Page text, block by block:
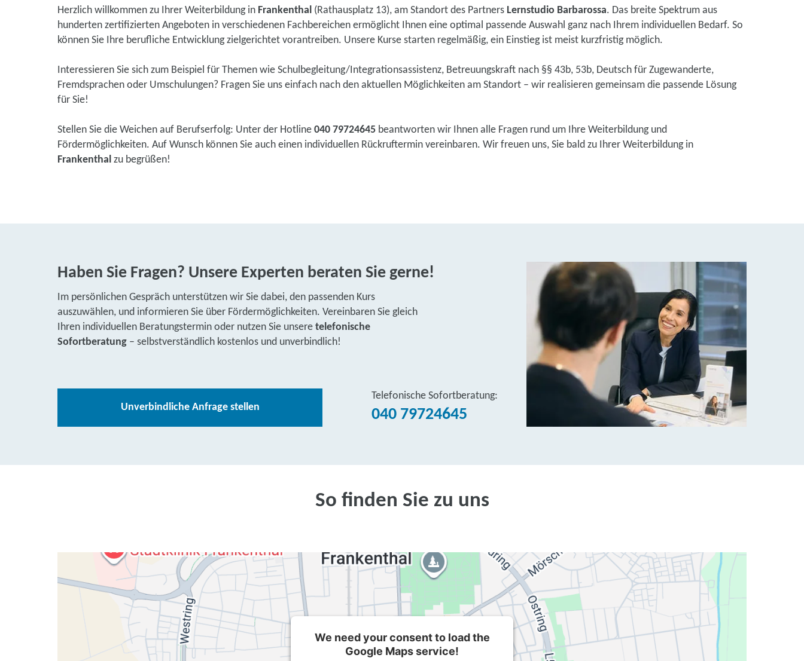
Herzlich willkommen zu Ihrer Weiterbildung in Frankenthal (Rathausplatz 13), am Standort des Partners Lernstudio Barbarossa. Das breite Spektrum aus
hunderten zertifizierten Angeboten in verschiedenen Fachbereichen ermöglicht Ihnen eine optimal passende Auswahl ganz nach Ihrem individuellen Bedarf. So
können Sie Ihre berufliche Entwicklung zielgerichtet vorantreiben. Unsere Kurse starten regelmäßig, ein Einstieg ist meist kurzfristig möglich.
Interessieren Sie sich zum Beispiel für Themen wie Schulbegleitung/Integrationsassistenz, Betreuungskraft nach §§ 43b, 53b, Deutsch für Zugewanderte,
Fremdsprachen oder Umschulungen? Fragen Sie uns einfach nach den aktuellen Möglichkeiten am Standort – wir realisieren gemeinsam die passende Lösung
für Sie!
Stellen Sie die Weichen auf Berufserfolg: Unter der Hotline 040 79724645 beantworten wir Ihnen alle Fragen rund um Ihre Weiterbildung und
Fördermöglichkeiten. Auf Wunsch können Sie auch einen individuellen Rückruftermin vereinbaren. Wir freuen uns, Sie bald zu Ihrer Weiterbildung in
Frankenthal zu begrüßen!
Haben Sie Fragen? Unsere Experten beraten Sie gerne!
Im persönlichen Gespräch unterstützen wir Sie dabei, den passenden Kurs
auszuwählen, und informieren Sie über Fördermöglichkeiten. Vereinbaren Sie gleich
Ihren individuellen Beratungstermin oder nutzen Sie unsere telefonische
Sofortberatung – selbstverständlich kostenlos und unverbindlich!
Unverbindliche Anfrage stellen
Telefonische Sofortberatung:
040 79724645
So finden Sie zu uns
We need your consent to load the
Google Maps service!